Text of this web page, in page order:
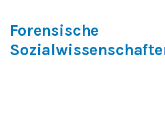
Forensische